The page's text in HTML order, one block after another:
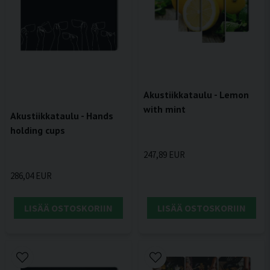
Akustiikkataulu - Hands
holding cups
286,04 EUR
LISÄÄ OSTOSKORIIN
Akustiikkataulu - Lemon
with mint
247,89 EUR
LISÄÄ OSTOSKORIIN